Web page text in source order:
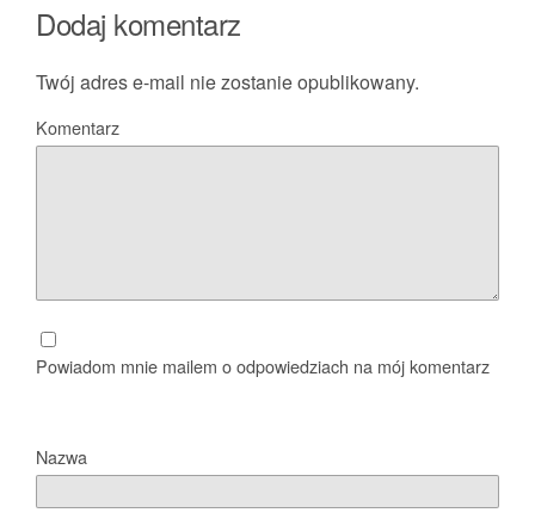
Dodaj komentarz
Twój adres e-mail nie zostanie opublikowany.
Komentarz
Powiadom mnie mailem o odpowiedziach na mój komentarz
Nazwa